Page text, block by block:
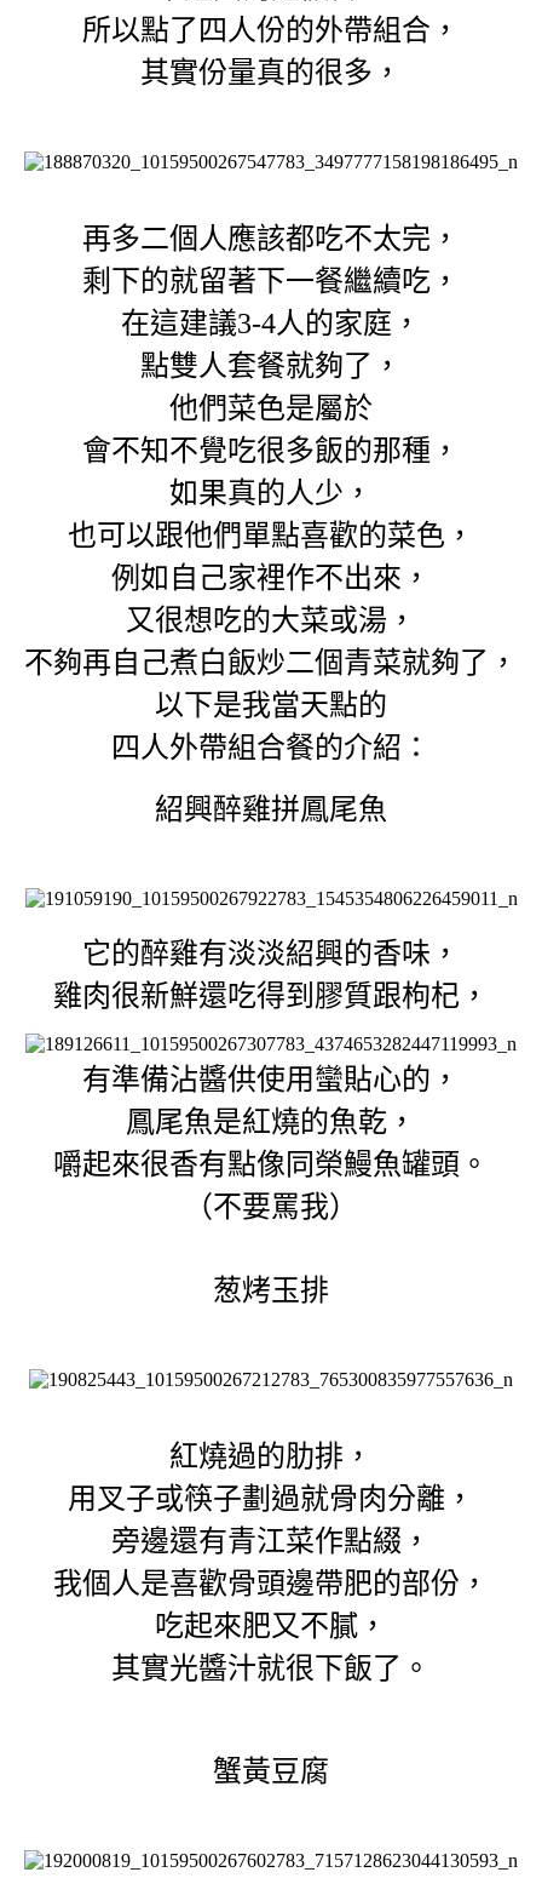
所以點了四人份的外帶組合，
其實份量真的很多，
再多二個人應該都吃不太完，
剩下的就留著下一餐繼續吃，
在這建議3-4人的家庭，
點雙人套餐就夠了，
他們菜色是屬於
會不知不覺吃很多飯的那種，
如果真的人少，
也可以跟他們單點喜歡的菜色，
例如自己家裡作不出來，
又很想吃的大菜或湯，
不夠再自己煮白飯炒二個青菜就夠了，
以下是我當天點的
四人外帶組合餐的介紹：
紹興醉雞拼鳳尾魚
它的醉雞有淡淡紹興的香味，
雞肉很新鮮還吃得到膠質跟枸杞，
有準備沾醬供使用蠻貼心的，
鳳尾魚是紅燒的魚乾，
嚼起來很香有點像同榮鰻魚罐頭。
（不要罵我）
葱烤玉排
紅燒過的肋排，
用叉子或筷子劃過就骨肉分離，
旁邊還有青江菜作點綴，
我個人是喜歡骨頭邊帶肥的部份，
吃起來肥又不膩，
其實光醬汁就很下飯了。
蟹黃豆腐